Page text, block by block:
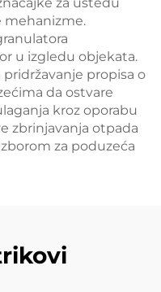
mehanizme.
u izgledu objekata.
propisa o
da ostvare
kroz oporabu
zbrinjavanja otpada
za poduzeća